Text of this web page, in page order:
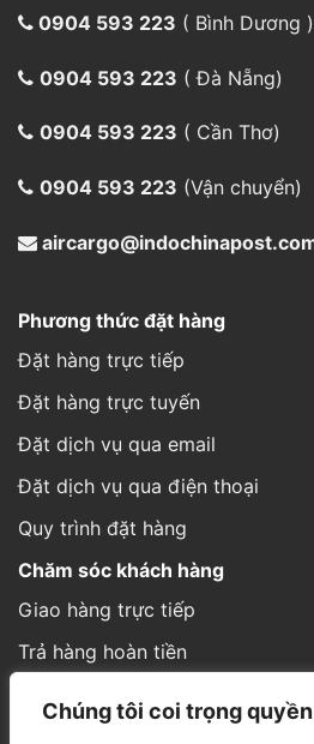
Chúng tôi coi trọng
0904 593 223 ( Bình Dương )
0904 593 223 ( Đà Nẵng)
0904 593 223 ( Cần Thơ)
0904 593 223 (Vận chuyển)
Phương thức đặt hàng
Đặt hàng trực tiếp
Đặt hàng trực tuyến
Đặt dịch vụ qua email
Đặt dịch vụ qua điện thoại
Quy trình đặt hàng
Chăm sóc khách hàng
Giao hàng trực tiếp
Trả hàng hoàn tiền